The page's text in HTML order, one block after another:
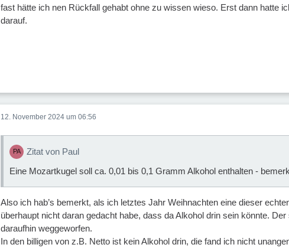
fast hätte ich nen Rückfall gehabt ohne zu wissen wieso. Erst dann hatte
darauf.
12. November 2024 um 06:56
Zitat von Paul
Eine Mozartkugel soll ca. 0,01 bis 0,1 Gramm Alkohol enthalten -
Also ich hab’s bemerkt, als ich letztes Jahr Weihnachten eine dieser
überhaupt nicht daran gedacht habe, dass da Alkohol drin sein könnte.
daraufhin weggeworfen.
In den billigen von z.B. Netto ist kein Alkohol drin, die fand ich nicht